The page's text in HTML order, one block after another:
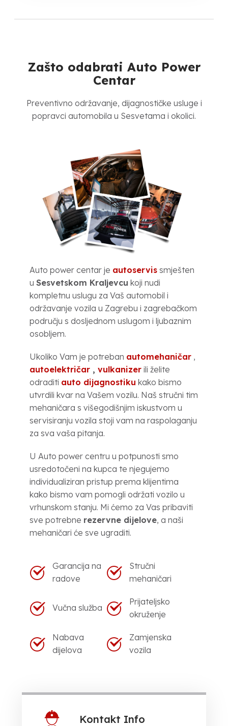
Zašto odabrati Auto Power
Centar
Preventivno održavanje, dijagnostičke usluge i
popravci automobila u Sesvetama i okolici.
Auto power centar je autoservissmješten
u Sesvetskom Kraljevcu koji nudi
kompletnu uslugu za Vaš automobil i
održavanje vozila u Zagrebu i zagrebačkom
području s dosljednom uslugom i ljubaznim
osobljem.
Ukoliko Vam je potreban automehaničar,
autoelektričar, vulkanizerili želite
odraditi auto dijagnostiku kako bismo
utvrdili kvar na Vašem vozilu. Naš stručni tim
mehaničara s višegodišnjim iskustvom u
servisiranju vozila stoji vam na raspolaganju
za sva vaša pitanja.
U Auto power centru u potpunosti smo
usredotočeni na kupca te njegujemo
individualiziran pristup prema klijentima
kako bismo vam pomogli održati vozilo u
vrhunskom stanju. Mi ćemo za Vas pribaviti
sve potrebne rezervne dijelove, a naši
mehaničari će sve ugraditi.
Garancija na
radove
Stručni
mehaničari
Vučna služba
Prijateljsko
okruženje
Nabava
dijelova
Zamjenska
vozila
Kontakt Info